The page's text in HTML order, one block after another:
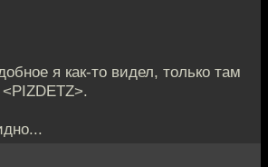
я как-то видел, только там